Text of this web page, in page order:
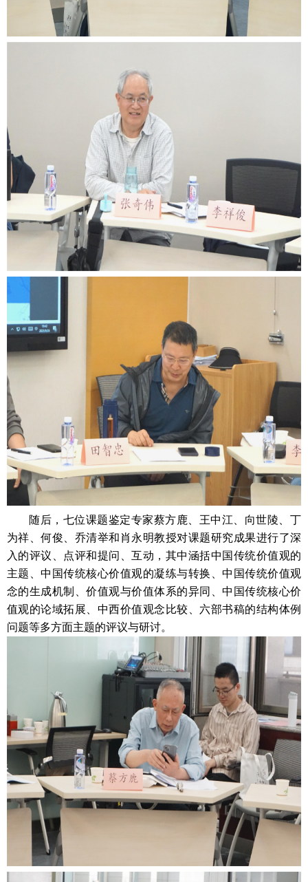
随后，七位课题鉴定专家蔡方鹿、王中江、向世陵、丁
为祥、何俊、乔清举和肖永明教授对课题研究成果进行了深
入的评议、点评和提问、互动，其中涵括中国传统价值观的
主题、中国传统核心价值观的凝练与转换、中国传统价值观
念的生成机制、价值观与价值体系的异同、中国传统核心价
值观的论域拓展、中西价值观念比较、六部书稿的结构体例
问题等多方面主题的评议与研讨。